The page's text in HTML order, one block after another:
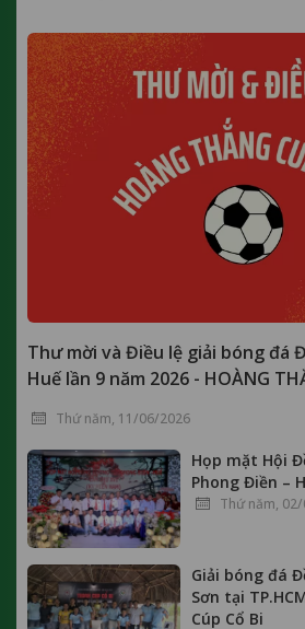
Thư mời và Điều lệ giải bóng đá
Huế lần 9 năm 2026 - HOÀNG
Thứ năm, 11/06/2026
Họp mặt Hội
Phong Điền –
Thứ năm,
Giải bóng đá
Sơn tại
Cúp Cổ Bi